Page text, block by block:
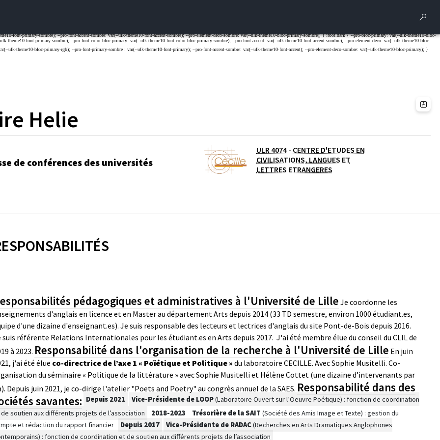
Helie
de conférences des universités
ULR 4074 - CENTRE D'ETUDES EN
CIVILISATIONS, LANGUES ET
LETTRES ETRANGERES
pédagogiques et administratives à l'Université de Lille Je coordonne les
d'anglais en licence et en Master au département Arts depuis 2014 (33 TD semestre, environ 1000 étudiant.es,
d'une dizaine d'enseignant.es). Je suis responsable des lecteurs et lectrices d'anglais du site Pont-de-Bois depuis 2016.
suis référente Relations Internationales pour les étudiant.es en Arts depuis 2017. J'ai été membre élue du conseil du CLIL de
à 2023. Responsabilité dans l'organisation de la recherche à l'Université de Lille En juin
j'ai été élue co-directrice de l’axe 1 « Poïétique et Politique » du laboratoire CECILLE. Avec Sophie Musitelli. Co-
du séminaire « Politique de la littérature » avec Sophie Musitelli et Hélène Cottet (une dizaine d’intervenants par
Depuis juin 2021, je co-dirige l'atelier "Poets and Poetry" au congrès annuel de la SAES. Responsabilité dans des
savantes: Depuis 2021 Vice-Présidente de LOOP(Laboratoire Ouvert sur l’Oeuvre Poétique) : fonction de coordination
soutien aux différents projets de l’association
2018-2023 Trésorière de la SAIT (Société des Amis Image et Texte) : gestion du
et rédaction du rapport financier
Depuis 2017 Vice-Présidente de RADAC(Recherches en Arts Dramatiques Anglophones
: fonction de coordination et de soutien aux différents projets de l’association